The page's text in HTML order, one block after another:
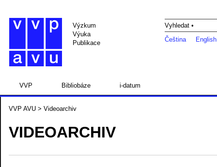
Výzkum
Výuka
Publikace
Vyhledat •
Čeština
English
VVP Bibliobáze i-datum
VVP AVU > Videoarchiv
VIDEOARCHIV